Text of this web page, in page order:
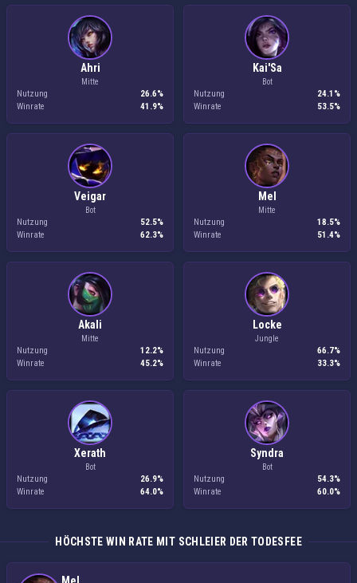
Ahri
Mitte
Nutzung
26.6%
Winrate
41.9%
Kai'Sa
Bot
Nutzung
24.1%
Winrate
53.5%
Veigar
Bot
Nutzung
52.5%
Winrate
62.3%
Mel
Mitte
Nutzung
18.5%
Winrate
51.4%
Akali
Mitte
Nutzung
12.2%
Winrate
45.2%
Locke
Jungle
Nutzung
66.7%
Winrate
33.3%
Xerath
Bot
Nutzung
26.9%
Winrate
64.0%
Syndra
Bot
Nutzung
54.3%
Winrate
60.0%
HÖCHSTE WIN RATE MIT SCHLEIER DER TODESFEE
Mel